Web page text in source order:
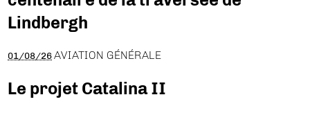
Lindbergh
01/08/26 AVIATION GÉNÉRALE
Le projet Catalina II